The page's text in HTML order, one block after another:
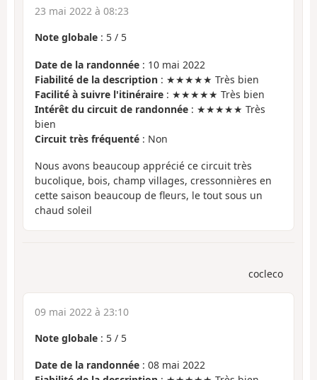
23 mai 2022 à 08:23
Note globale : 5 / 5
Date de la randonnée : 10 mai 2022
Fiabilité de la description : ★★★★★ Très bien
Facilité à suivre l'itinéraire : ★★★★★ Très bien
Intérêt du circuit de randonnée : ★★★★★ Très
bien
Circuit très fréquenté : Non
Nous avons beaucoup apprécié ce circuit très
bucolique, bois, champ villages, cressonnières en
cette saison beaucoup de fleurs, le tout sous un
chaud soleil
cocleco
09 mai 2022 à 23:10
Note globale : 5 / 5
Date de la randonnée : 08 mai 2022